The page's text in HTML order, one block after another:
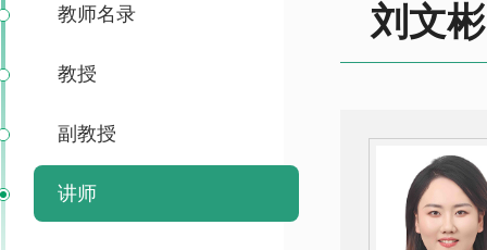
教师名录
教授
副教授
讲师
刘文彬